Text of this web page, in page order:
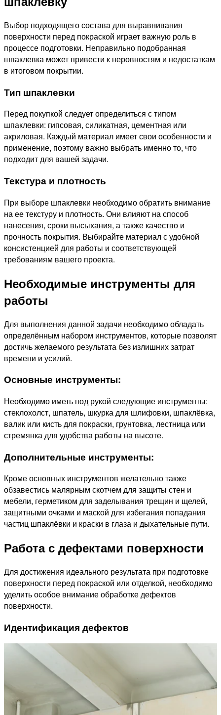
Выбор подходящего состава для выравнивания
поверхности перед покраской играет важную роль в
процессе подготовки. Неправильно подобранная
шпаклевка может привести к неровностям и недостаткам
в итоговом покрытии.
Тип шпаклевки
Перед покупкой следует определиться с типом
шпаклевки: гипсовая, силикатная, цементная или
акриловая. Каждый материал имеет свои особенности и
применение, поэтому важно выбрать именно то, что
подходит для вашей задачи.
Текстура и плотность
При выборе шпаклевки необходимо обратить внимание
на ее текстуру и плотность. Они влияют на способ
нанесения, сроки высыхания, а также качество и
прочность покрытия. Выбирайте материал с удобной
консистенцией для работы и соответствующей
требованиям вашего проекта.
Необходимые инструменты для
работы
Для выполнения данной задачи необходимо обладать
определённым набором инструментов, которые позволят
достичь желаемого результата без излишних затрат
времени и усилий.
Основные инструменты:
Необходимо иметь под рукой следующие инструменты:
стеклохолст, шпатель, шкурка для шлифовки, шпаклёвка,
валик или кисть для покраски, грунтовка, лестница или
стремянка для удобства работы на высоте.
Дополнительные инструменты:
Кроме основных инструментов желательно также
обзавестись малярным скотчем для защиты стен и
мебели, герметиком для заделывания трещин и щелей,
защитными очками и маской для избегания попадания
частиц шпаклёвки и краски в глаза и дыхательные пути.
Работа с дефектами поверхности
Для достижения идеального результата при подготовке
поверхности перед покраской или отделкой, необходимо
уделить особое внимание обработке дефектов
поверхности.
Идентификация дефектов